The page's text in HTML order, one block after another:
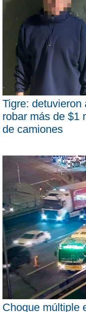
Tigre: detuvieron
robar más de $1
de camiones
Choque múltiple